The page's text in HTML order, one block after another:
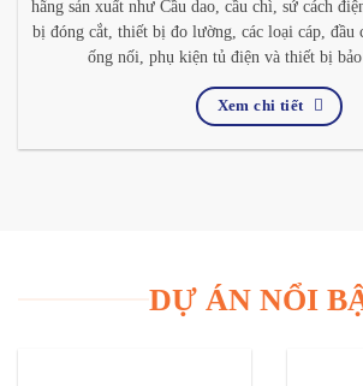
hãng sản xuất như Cầu dao, cầu chì, sứ cách
bị đóng cắt, thiết bị đo lường, các loại cáp, đầu
ống nối, phụ kiện tủ điện và thiết bị bảo
Xem chi tiết
DỰ ÁN NỔI